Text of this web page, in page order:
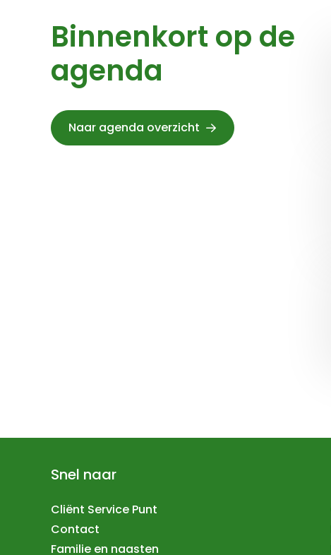
Binnenkort op de
agenda
Naar agenda overzicht
Snel naar
Cliënt Service Punt
Contact
Familie en naasten